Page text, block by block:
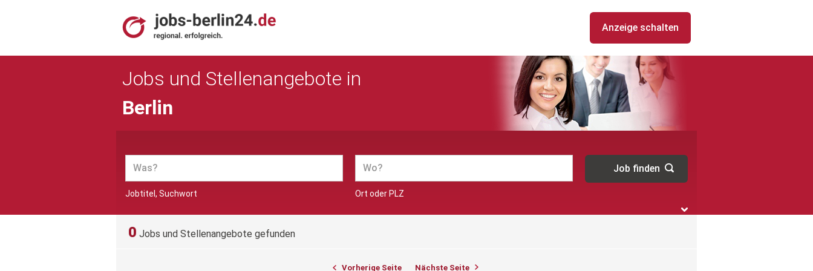
Anzeige schalten
Jobs und Stellenangebote in
Berlin
Jobtitel, Suchwort Ort oder PLZ
0 Jobs und Stellenangebote gefunden
Vorherige Seite Nächste Seite